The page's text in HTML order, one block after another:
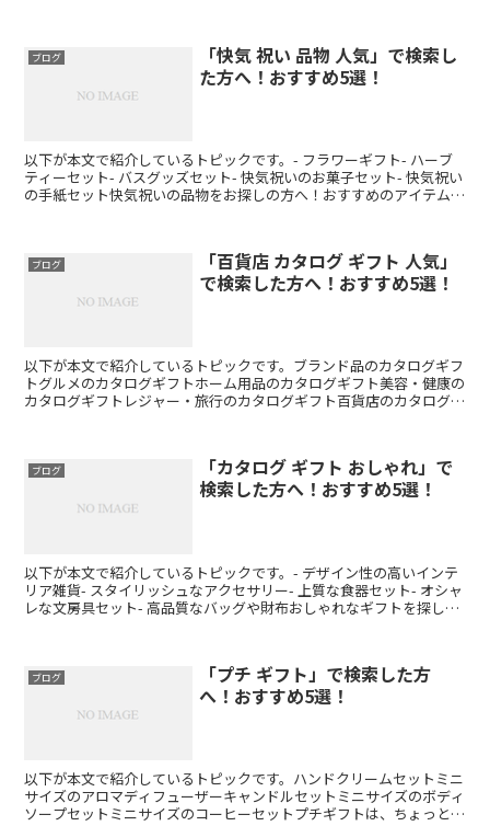
ブログ
「快気 祝い 品物 人気」で検索し
た方へ！おすすめ5選！
以下が本文で紹介しているトピックです。- フラワーギフト- ハーブ
ティーセット- バスグッズセット- 快気祝いのお菓子セット- 快気祝い
の手紙セット快気祝いの品物をお探しの方へ！おすすめのアイテムを
ブログ
「百貨店 カタログ ギフト 人気」
で検索した方へ！おすすめ5選！
以下が本文で紹介しているトピックです。ブランド品のカタログギフ
トグルメのカタログギフトホーム用品のカタログギフト美容・健康の
カタログギフトレジャー・旅行のカタログギフト百貨店のカタログギ
ブログ
「カタログ ギフト おしゃれ」で
検索した方へ！おすすめ5選！
以下が本文で紹介しているトピックです。- デザイン性の高いインテ
リア雑貨- スタイリッシュなアクセサリー- 上質な食器セット- オシャ
レな文房具セット- 高品質なバッグや財布おしゃれなギフトを探して
ブログ
「プチ ギフト」で検索した方
へ！おすすめ5選！
以下が本文で紹介しているトピックです。ハンドクリームセットミニ
サイズのアロマディフューザーキャンドルセットミニサイズのボディ
ソープセットミニサイズのコーヒーセットプチギフトは、ちょっとし